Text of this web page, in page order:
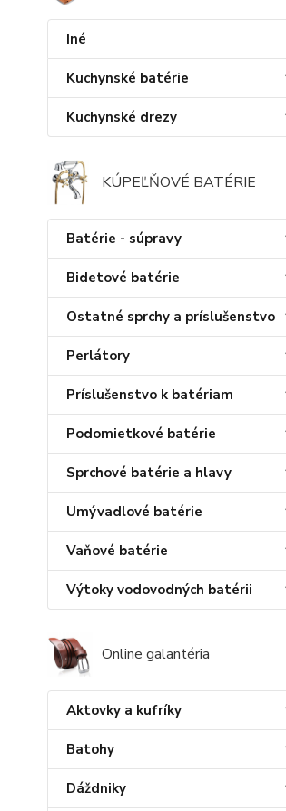
Iné
Kuchynské batérie
Kuchynské drezy
KÚPEĽŇOVÉ BATÉRIE
Batérie - súpravy
Bidetové batérie
Ostatné sprchy a príslušenstvo
Perlátory
Príslušenstvo k batériam
Podomietkové batérie
Sprchové batérie a hlavy
Umývadlové batérie
Vaňové batérie
Výtoky vodovodných batérii
Online galantéria
Aktovky a kufríky
Batohy
Dáždniky